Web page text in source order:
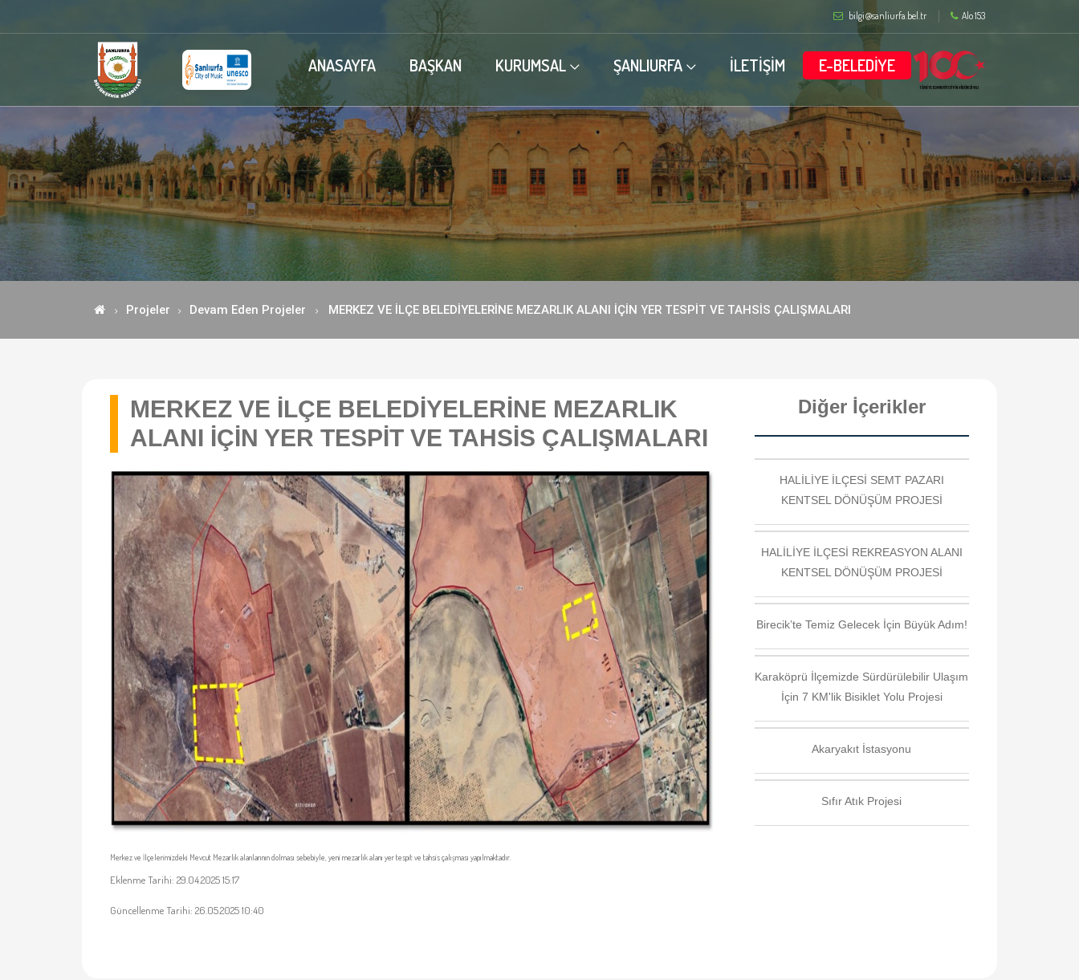
bilgi@sanliurfa.bel.tr Alo 153
ANASAYFA BAŞKAN KURUMSAL ŞANLIURFA İLETİŞİM E-BELEDİYE
Projeler Devam Eden Projeler MERKEZ VE İLÇE BELEDİYELERİNE MEZARLIK ALANI İÇİN YER TESPİT VE TAHSİS ÇALIŞMALARI
MERKEZ VE İLÇE BELEDİYELERİNE MEZARLIK
ALANI İÇİN YER TESPİT VE TAHSİS ÇALIŞMALARI
Merkez ve İlçelerimizdeki Mevcut Mezarlık alanlarının dolması sebebiyle, yeni mezarlık alanı yer tespit ve tahsis çalışması yapılmaktadır.
Eklenme Tarihi: 29.04.2025 15:17
Güncellenme Tarihi: 26.05.2025 10:40
Diğer İçerikler
HALİLİYE İLÇESİ SEMT PAZARI
KENTSEL DÖNÜŞÜM PROJESİ
HALİLİYE İLÇESİ REKREASYON ALANI
KENTSEL DÖNÜŞÜM PROJESİ
Birecik’te Temiz Gelecek İçin Büyük Adım!
Karaköprü İlçemizde Sürdürülebilir Ulaşım
İçin 7 KM'lik Bisiklet Yolu Projesi
Akaryakıt İstasyonu
Sıfır Atık Projesi